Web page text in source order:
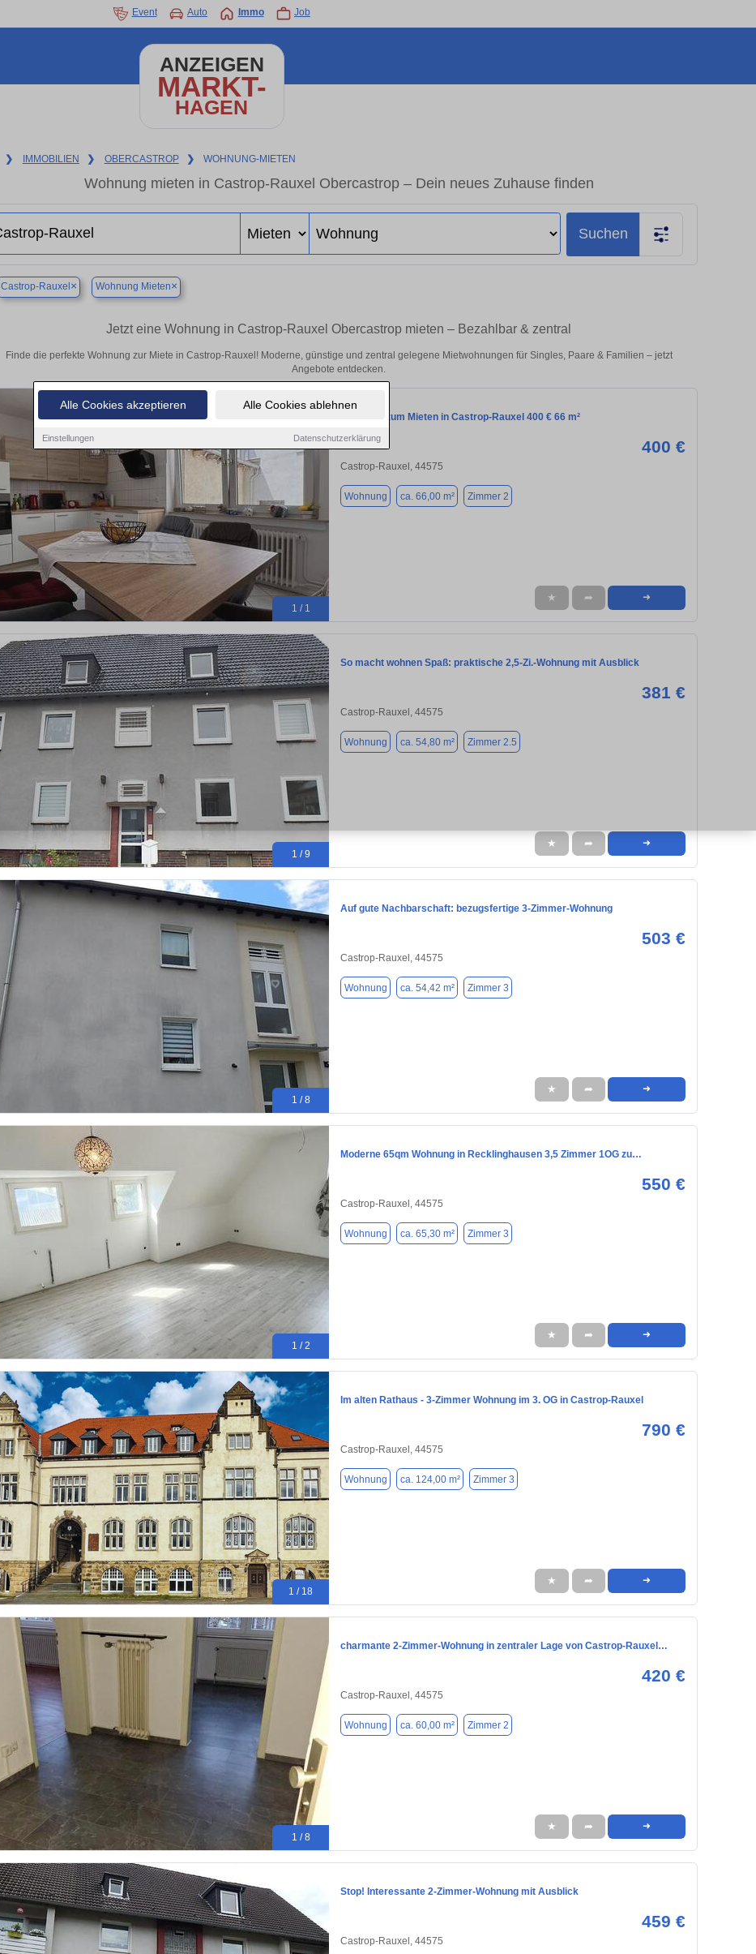
Alle Cookies akzeptieren Alle Cookies ablehnen
Einstellungen Datenschutzerklärung
Event Auto Immo Job
ANZEIGEN
MARKT-
HAGEN
❯ IMMOBILIEN ❯ OBERCASTROP ❯ WOHNUNG-MIETEN
Wohnung mieten in Castrop-Rauxel Obercastrop – Dein neues Zuhause finden
Suchen
Castrop-Rauxel × Wohnung Mieten×
Jetzt eine Wohnung in Castrop-Rauxel Obercastrop mieten – Bezahlbar & zentral
Finde die perfekte Wohnung zur Miete in Castrop-Rauxel! Moderne, günstige und zentral gelegene Mietwohnungen für Singles, Paare & Familien – jetzt
Angebote entdecken.
1 / 1
Wohnung zum Mieten in Castrop-Rauxel 400 € 66 m²
400 €
Castrop-Rauxel, 44575
Wohnung ca. 66,00 m² Zimmer 2
★ ➦ ➜
1 / 9
So macht wohnen Spaß: praktische 2,5-Zi.-Wohnung mit Ausblick
381 €
Castrop-Rauxel, 44575
Wohnung ca. 54,80 m² Zimmer 2.5
★ ➦ ➜
1 / 8
Auf gute Nachbarschaft: bezugsfertige 3-Zimmer-Wohnung
503 €
Castrop-Rauxel, 44575
Wohnung ca. 54,42 m² Zimmer 3
★ ➦ ➜
1 / 2
Moderne 65qm Wohnung in Recklinghausen 3,5 Zimmer 1OG zu…
550 €
Castrop-Rauxel, 44575
Wohnung ca. 65,30 m² Zimmer 3
★ ➦ ➜
1 / 18
Im alten Rathaus - 3-Zimmer Wohnung im 3. OG in Castrop-Rauxel
790 €
Castrop-Rauxel, 44575
Wohnung ca. 124,00 m² Zimmer 3
★ ➦ ➜
1 / 8
charmante 2-Zimmer-Wohnung in zentraler Lage von Castrop-Rauxel…
420 €
Castrop-Rauxel, 44575
Wohnung ca. 60,00 m² Zimmer 2
★ ➦ ➜
Stop! Interessante 2-Zimmer-Wohnung mit Ausblick
459 €
Castrop-Rauxel, 44575